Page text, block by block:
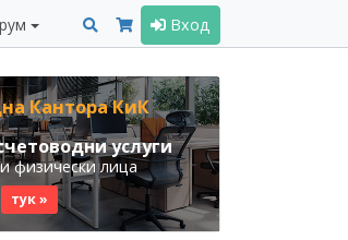
Вход
Кантора КиК
услуги
физически лица
тук »